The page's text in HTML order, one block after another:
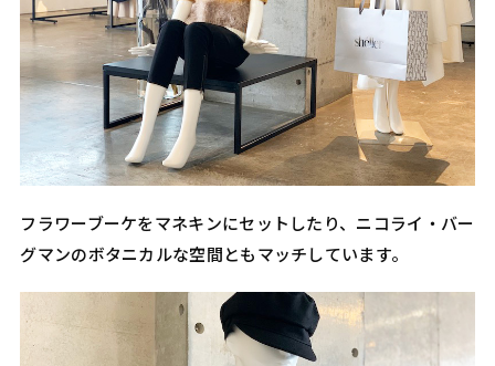
フラワーブーケをマネキンにセットしたり、ニコライ・バー
グマンのボタニカルな空間ともマッチしています。